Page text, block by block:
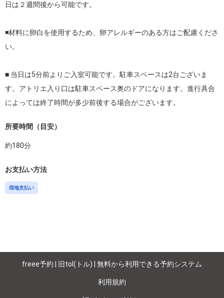
日は２週間後から可能です。
◾️材料に卵白を使用するため、卵アレルギーのある方はご配慮くださ
い。
■ 当日は5分前よりご入室可能です。駐車スペースは2台ございま
す。アトリエ入り口は駐車スペース奥のドアになります。進行具合
によっては終了時間が多少前後する場合がございます。
所要時間（目安）
約180分
お支払い方法
現地支払い
freee予約 | 旧tol(トル) | 無料から利用できる予約システム
利用規約